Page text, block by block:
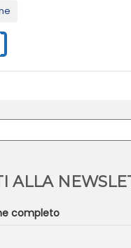
ALLA
completo